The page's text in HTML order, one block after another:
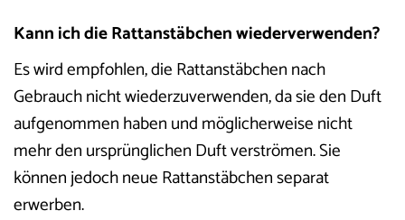
Kann ich die Rattanstäbchen wiederverwenden?
Es wird empfohlen, die Rattanstäbchen nach
Gebrauch nicht wiederzuverwenden, da sie den Duft
aufgenommen haben und möglicherweise nicht
mehr den ursprünglichen Duft verströmen. Sie
können jedoch neue Rattanstäbchen separat
erwerben.